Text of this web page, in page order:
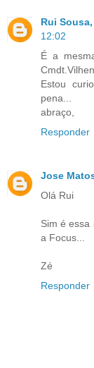
Rui
12:02
É a
Estou
pena...
abraço,
Responder
Jose
Olá Rui
Sim é essa
a Focus...
Zé
Responder